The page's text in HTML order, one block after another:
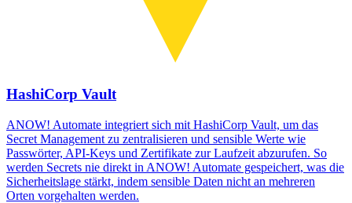
HashiCorp Vault
ANOW! Automate integriert sich mit HashiCorp Vault, um das
Secret Management zu zentralisieren und sensible Werte wie
Passwörter, API-Keys und Zertifikate zur Laufzeit abzurufen. So
werden Secrets nie direkt in ANOW! Automate gespeichert, was die
Sicherheitslage stärkt, indem sensible Daten nicht an mehreren
Orten vorgehalten werden.